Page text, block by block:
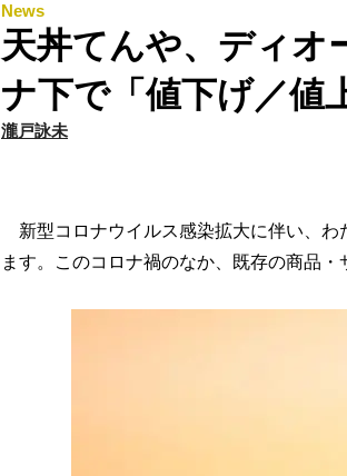
News
天丼てんや、ディオ
ナ下で「値下げ／値
瀧戸詠未
新型コロナウイルス感染拡大に伴い、わ
ます。このコロナ禍のなか、既存の商品